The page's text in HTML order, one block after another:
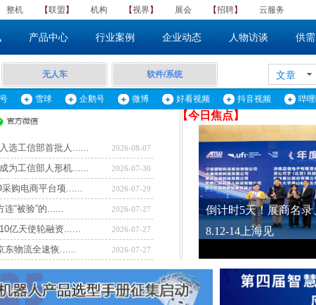
整机 ​【联盟 】 机构 【视界 】 展会 【招聘】 云服务
产品中心 行业案例 企业动态 人物访谈 供
软件/系统
无人车 文章
雪球 企鹅号 微博 好看视频 抖音视频 哔
【​今日焦点 】
选工信部首批人...... 2026-08-07
为工信部人形机...... 2026-07-30
购电商平台项...... 2026-07-29
“被验”的...... 2026-07-27
亿天使轮融资...... 2026-07-27
东物流全速恢...... 2026-07-27